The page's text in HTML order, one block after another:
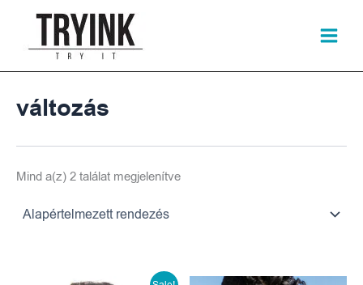
content
változás
Mind a(z) 2 találat megjelenítve